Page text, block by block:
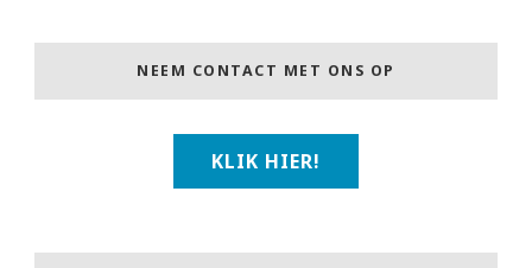
NEEM CONTACT MET ONS OP
KLIK HIER!